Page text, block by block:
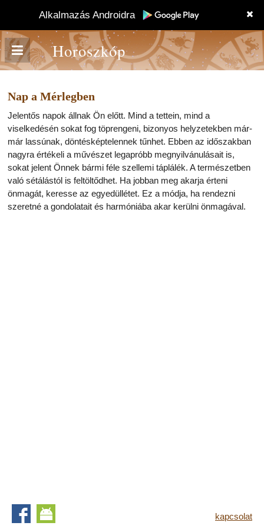
Alkalmazás Androidra
Horoszkóp
Nap a Mérlegben
Jelentős napok állnak Ön előtt. Mind a tettein, mind a
viselkedésén sokat fog töprengeni, bizonyos helyzetekben már-
már lassúnak, döntésképtelennek tűnhet. Ebben az időszakban
nagyra értékeli a művészet legapróbb megnyilvánulásait is,
sokat jelent Önnek bármi féle szellemi táplálék. A természetben
való sétálástól is feltöltődhet. Ha jobban meg akarja érteni
önmagát, keresse az egyedüllétet. Ez a módja, ha rendezni
szeretné a gondolatait és harmóniába akar kerülni önmagával.
kapcsolat